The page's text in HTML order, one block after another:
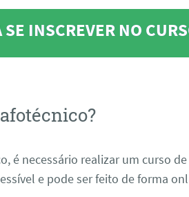
INSCREVER NO
é necessário realizar um curso de
e pode ser feito de forma